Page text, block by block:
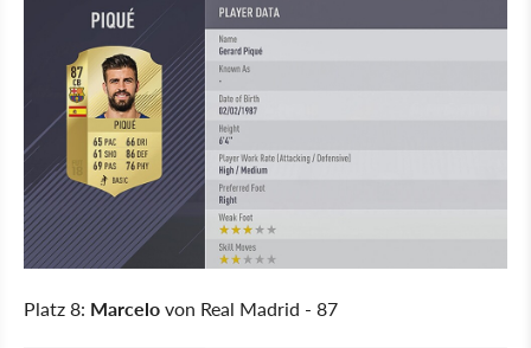
Platz 8: Marcelovon Real Madrid - 87